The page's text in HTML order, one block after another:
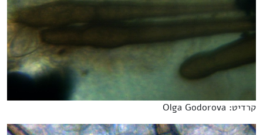
קרדיט: Olga Godorova